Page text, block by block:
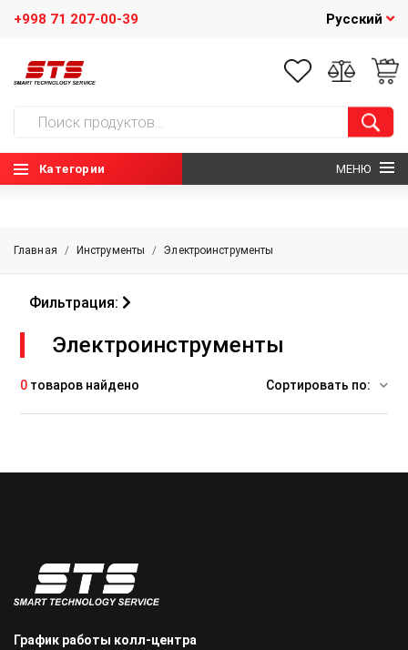
+998 71 207-00-39 Русский
Категории МЕНЮ
НОВОСТИ
Главная / Инструменты / Электроинструменты
Фильтрация:
Электроинструменты
0 товаров найдено Сортировать по:
График работы колл-центра